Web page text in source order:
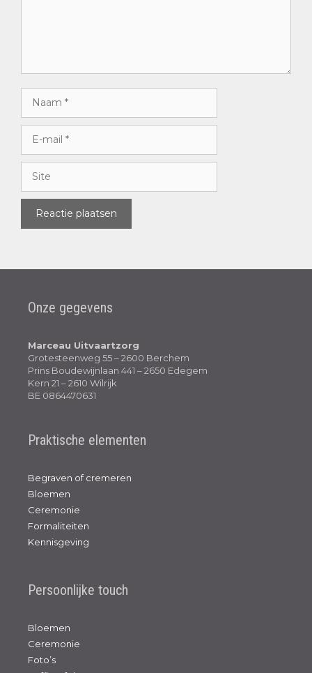
Onze gegevens
Marceau Uitvaartzorg
Grotesteenweg 55 – 2600 Berchem
Prins Boudewijnlaan 441 – 2650 Edegem
Kern 21 – 2610 Wilrijk
BE 0864470631
Praktische elementen
Begraven of cremeren
Bloemen
Ceremonie
Formaliteiten
Kennisgeving
Persoonlijke touch
Bloemen
Ceremonie
Foto’s